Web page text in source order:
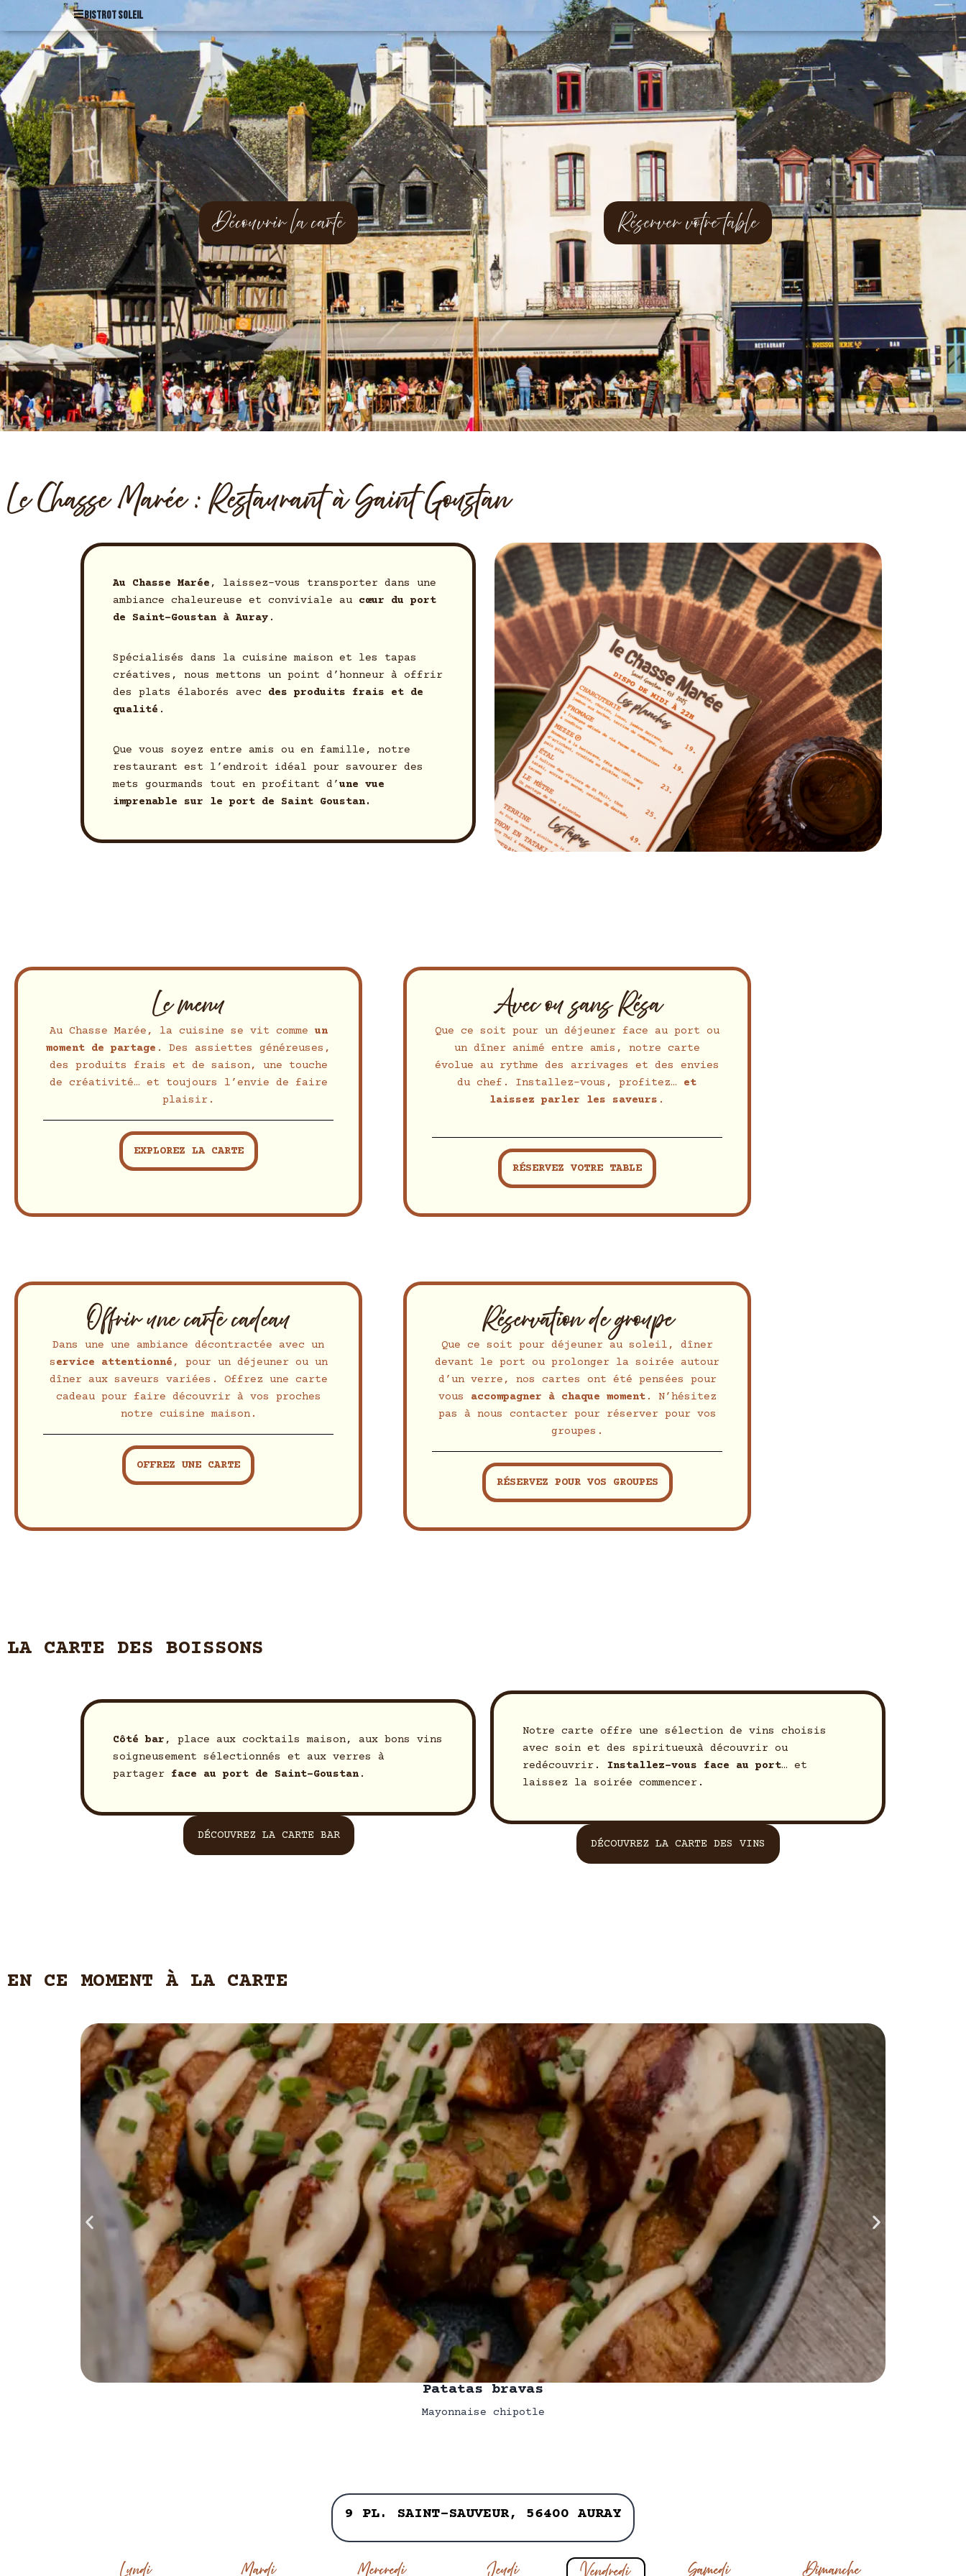
bistrot soleil
Découvrir la carte Réserver votre table
Le Chasse Marée : Restaurant à Saint Goustan
Au Chasse Marée , laissez-vous transporter dans une
ambiance chaleureuse et conviviale au cœur du port
de Saint-Goustan à Auray .
Spécialisés dans la cuisine maison et les tapas
créatives, nous mettons un point d’honneur à offrir
des plats élaborés avec des produits frais et de
qualité .
Que vous soyez entre amis ou en famille, notre
restaurant est l’endroit idéal pour savourer des
mets gourmands tout en profitant d’une vue
imprenable sur le port de Saint Goustan.
Le menu
Au Chasse Marée, la cuisine se vit comme un
moment de partage . Des assiettes généreuses,
des produits frais et de saison, une touche
de créativité… et toujours l’envie de faire
plaisir.
EXPLOREZ LA CARTE
Avec ou sans Résa
Que ce soit pour un déjeuner face au port ou
un dîner animé entre amis, notre carte
évolue au rythme des arrivages et des envies
du chef. Installez-vous, profitez… et
laissez parler les saveurs .
RÉSERVEZ VOTRE TABLE
Offrir une carte cadeau
Dans une une ambiance décontractée avec un
service attentionné , pour un déjeuner ou un
dîner aux saveurs variées. Offrez une carte
cadeau pour faire découvrir à vos proches
notre cuisine maison.
OFFREZ UNE CARTE
Réservation de groupe
Que ce soit pour déjeuner au soleil, dîner
devant le port ou prolonger la soirée autour
d’un verre, nos cartes ont été pensées pour
vous accompagner à chaque moment. N’hésitez
pas à nous contacter pour réserver pour vos
groupes.
RÉSERVEZ POUR VOS GROUPES
LA CARTE DES BOISSONS
Côté bar , place aux cocktails maison, aux bons vins
soigneusement sélectionnés et aux verres à
partager face au port de Saint-Goustan .
DÉCOUVREZ LA CARTE BAR
Notre carte offre une sélection de vins choisis
avec soin et des spiritueuxà découvrir ou
redécouvrir. Installez-vous face au port… et
laissez la soirée commencer.
DÉCOUVREZ LA CARTE DES VINS
EN CE MOMENT À LA CARTE
Patatas bravas
Mayonnaise chipotle
9 PL. SAINT-SAUVEUR, 56400 AURAY
Lundi Mardi Mercredi Jeudi Samedi Dimanche